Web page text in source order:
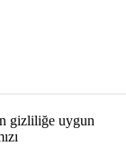
gizliliğe uygun